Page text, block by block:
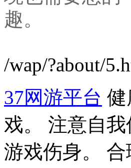
趣。
/wap/?about/
37网游平台 健
戏。 注意自
游戏伤身。